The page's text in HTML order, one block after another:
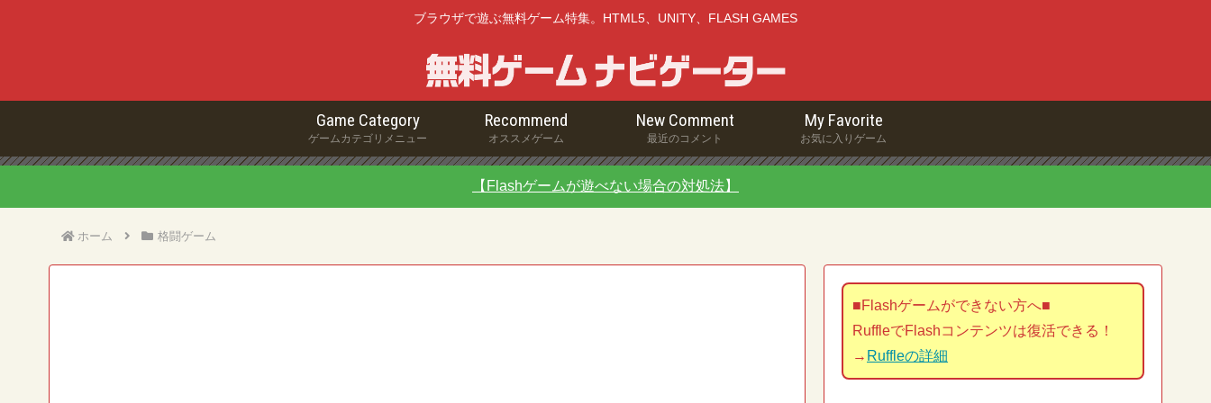
ブラウザで遊ぶ無料ゲーム特集。HTML5、UNITY、FLASH GAMES
Game Category
ゲームカテゴリメニュー
Recommend
オススメゲーム
New Comment
最近のコメント
My Favorite
お気に入りゲーム
【Flashゲームが遊べない場合の対処法】
ホーム 格闘ゲーム
■Flashゲームができない方へ■
RuffleでFlashコンテンツは復活できる！
→ Ruffleの詳細